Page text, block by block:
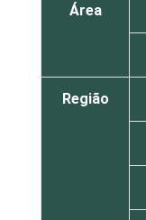
Área
Região